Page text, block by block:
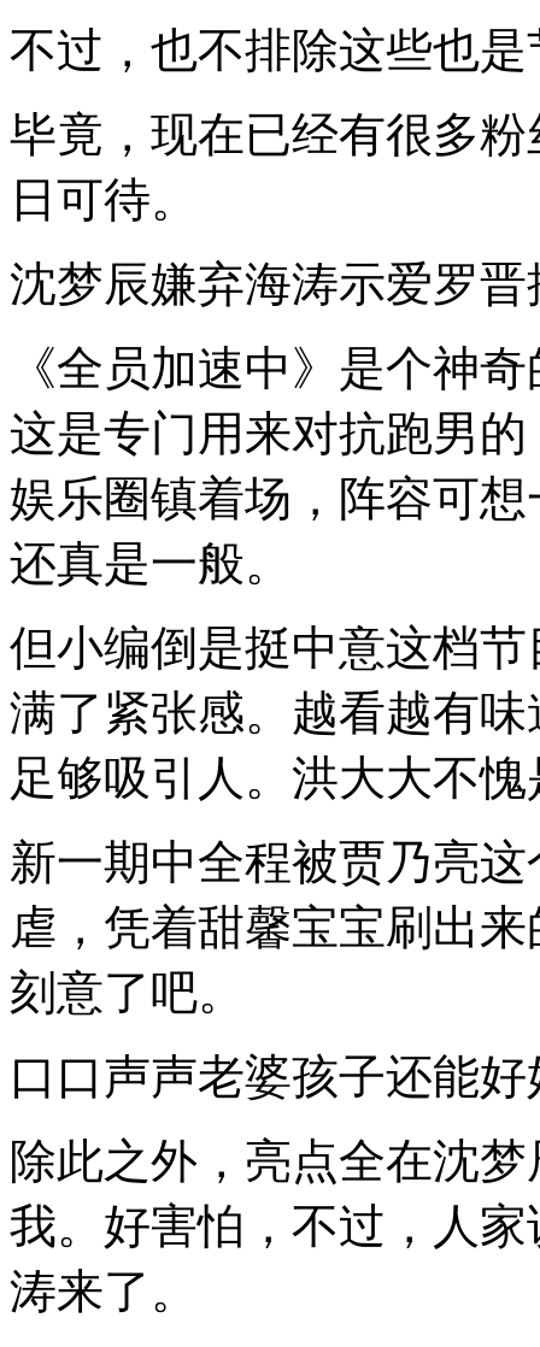
不过，也不排除这些也
毕竟，现在已经有很多
日可待。
沈梦辰嫌弃海涛示爱罗晋
《全员加速中》是个神
这是专门用来对抗跑男
娱乐圈镇着场，阵容可
还真是一般。
但小编倒是挺中意这档
满了紧张感。越看越有
足够吸引人。洪大大不
新一期中全程被贾乃亮
虐，凭着甜馨宝宝刷出
刻意了吧。
口口声声老婆孩子还能
除此之外，亮点全在沈
我。好害怕，不过，人
涛来了。